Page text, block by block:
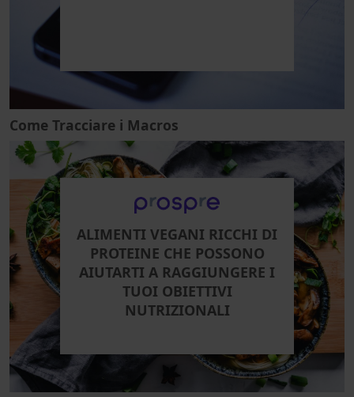
Come Tracciare i Macros
ALIMENTI VEGANI RICCHI DI
PROTEINE CHE POSSONO
AIUTARTI A RAGGIUNGERE I
TUOI OBIETTIVI
NUTRIZIONALI